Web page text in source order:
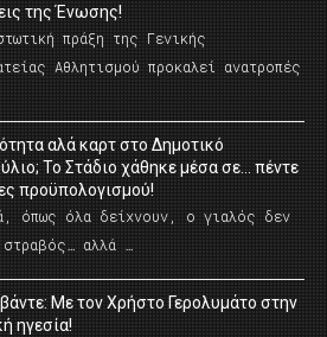
της Ένωσης!
πράξη της Γενικής
Αθλητισμού προκαλεί ανατροπές
αλά καρτ στο Δημοτικό
Το Στάδιο χάθηκε μέσα σε… πέντε
προϋπολογισμού!
όπως όλα δείχνουν, ο γιαλός δεν
στραβός… αλλά …
Με τον Χρήστο Γερολυμάτο στην
ηγεσία!